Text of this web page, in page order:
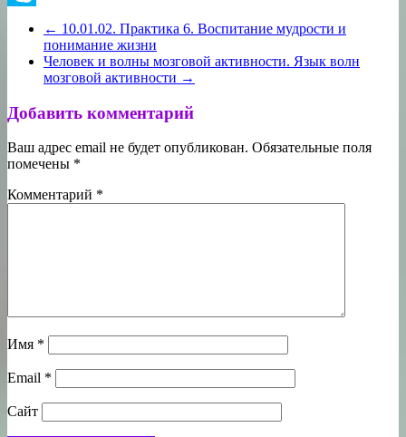
← 10.01.02. Практика 6. Воспитание мудрости и
понимание жизни
Человек и волны мозговой активности. Язык волн
мозговой активности →
Добавить комментарий
Ваш адрес email не будет опубликован. Обязательные поля
помечены *
Комментарий *
Имя *
Email *
Сайт